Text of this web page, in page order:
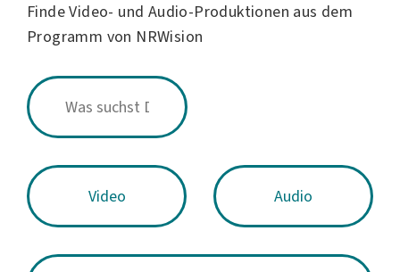
Finde Video- und Audio-Produktionen aus dem
Programm von NRWision
Video Audio